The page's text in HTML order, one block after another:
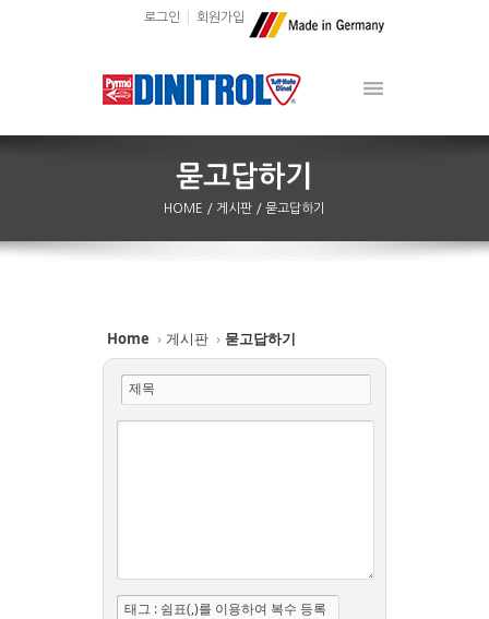
로그인 회원가입
HOME / 게시판 / 묻고답하기
Home › 게시판 › 묻고답하기
제목
태그 : 쉼표(,)를 이용하여 복수 등록